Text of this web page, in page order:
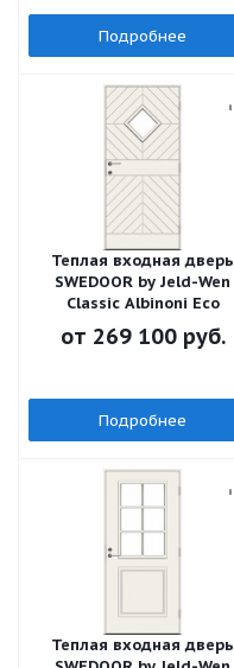
Подробнее
Теплая входная дверь
SWEDOOR by Jeld-Wen
Classic Albinoni Eco
от 269 100 руб.
Подробнее
Теплая входная дверь